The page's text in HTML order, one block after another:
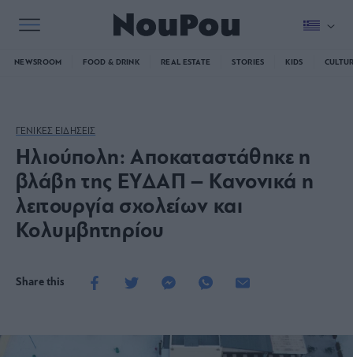
NEWSROOM FOOD & DRINK REAL ESTATE STORIES KIDS
ΓΕΝΙΚΕΣ ΕΙΔΗΣΕΙΣ
Ηλιούπολη: Αποκαταστάθηκε η
βλάβη της ΕΥΔΑΠ – Κανονικά η
λειτουργία σχολείων και
Κολυμβητηρίου
Share this